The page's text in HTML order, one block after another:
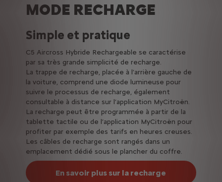
MODE RECHARGE
Simple et pratique
C5 Aircross Hybride Rechargeable se caractérise
par sa très grande simplicité de recharge.
La trappe de recharge, placée à l’arrière gauche de
la voiture, comprend une diode lumineuse pour
suivre le processus de recharge, également
consultable à distance sur l’application MyCitroën.
La recharge peut être programmée à partir de la
tablette tactile ou de l’application MyCitroën pour
profiter par exemple des tarifs en heures creuses.
Les câbles de recharge sont rangés dans un
emplacement dédié sous le plancher du coffre.
En savoir plus sur la recharge